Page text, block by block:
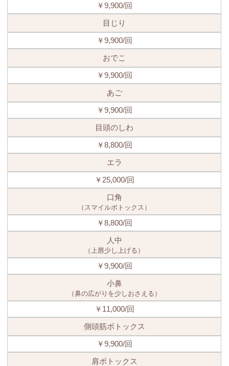
￥9,900/回
目じり
￥9,900/回
おでこ
￥9,900/回
あご
￥9,900/回
目頭のしわ
￥8,800/回
エラ
￥25,000/回
口角
（スマイルボトックス）
￥8,800/回
人中
（上唇少し上げる）
￥9,900/回
小鼻
（鼻の広がりを少しおさえる）
￥11,000/回
側頭筋ボトックス
￥9,900/回
肩ボトックス